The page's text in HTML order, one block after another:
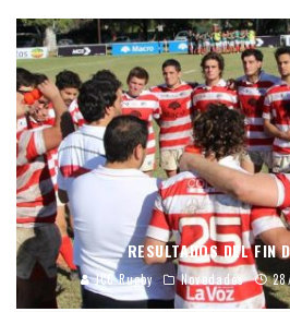
RESULTADOS DEL FIN
JCC Rugby Novedades